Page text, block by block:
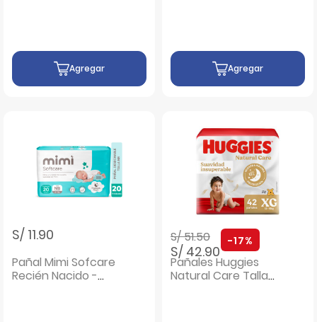
Agregar Agregar
S/ 11.90
Pañal Mimi Sofcare
Recién Nacido -
Precio rebajado de
S/ 51.50a
S/ 42.90
-17%
Pañales Huggies
Natural Care Talla